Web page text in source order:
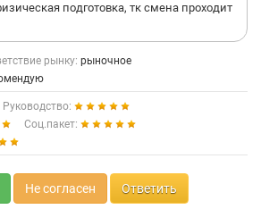
подготовка, тк смена проходит
рынку: рыночное
Руководство:
Соц.пакет:
Не согласен Ответить